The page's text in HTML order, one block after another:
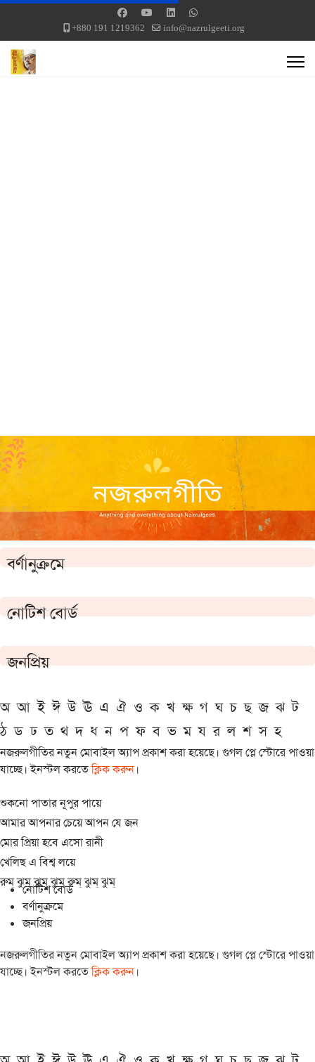
+880 191 1219362 info@nazrulgeeti.org
বর্ণানুক্রমে
নোটিশ বোর্ড
জনপ্রিয়
অ আ ই ঈ উ ঊ এ ঐ ও ক খ ক্ষ গ ঘ চ ছ জ ঝ ট
ঠ ড ঢ ত থ দ ধ ন প ফ ব ভ ম য র ল শ স হ
নজরুলগীতির নতুন মোবাইল অ্যাপ প্রকাশ করা হয়েছে। গুগল প্লে স্টোরে পাওয়া
যাচ্ছে। ইনস্টল করতেক্লিক করুন।
শুকনো পাতার নূপুর পায়ে
আমার আপনার চেয়ে আপন যে জন
মোর প্রিয়া হবে এসো রানী
খেলিছ এ বিশ্ব লয়ে
রুম্ ঝুম্ ঝুম্ ঝুম্ রুম্ ঝুম্ ঝুম্
নোটিশ বোর্ড
বর্ণানুক্রমে
জনপ্রিয়
নজরুলগীতির নতুন মোবাইল অ্যাপ প্রকাশ করা হয়েছে। গুগল প্লে স্টোরে পাওয়া
যাচ্ছে। ইনস্টল করতেক্লিক করুন।